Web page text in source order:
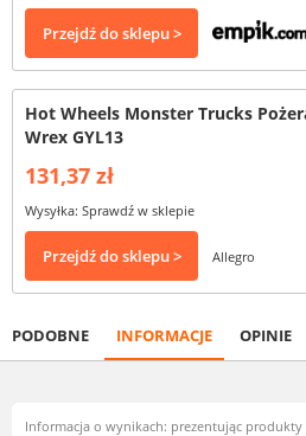
Przejdź do sklepu >
Hot Wheels Monster Trucks
Wrex GYL13
131,37 zł
Wysyłka: Sprawdź w sklepie
Przejdź do sklepu > Allegro
PODOBNE INFORMACJE OPINIE
Informacja o wynikach: prezentując